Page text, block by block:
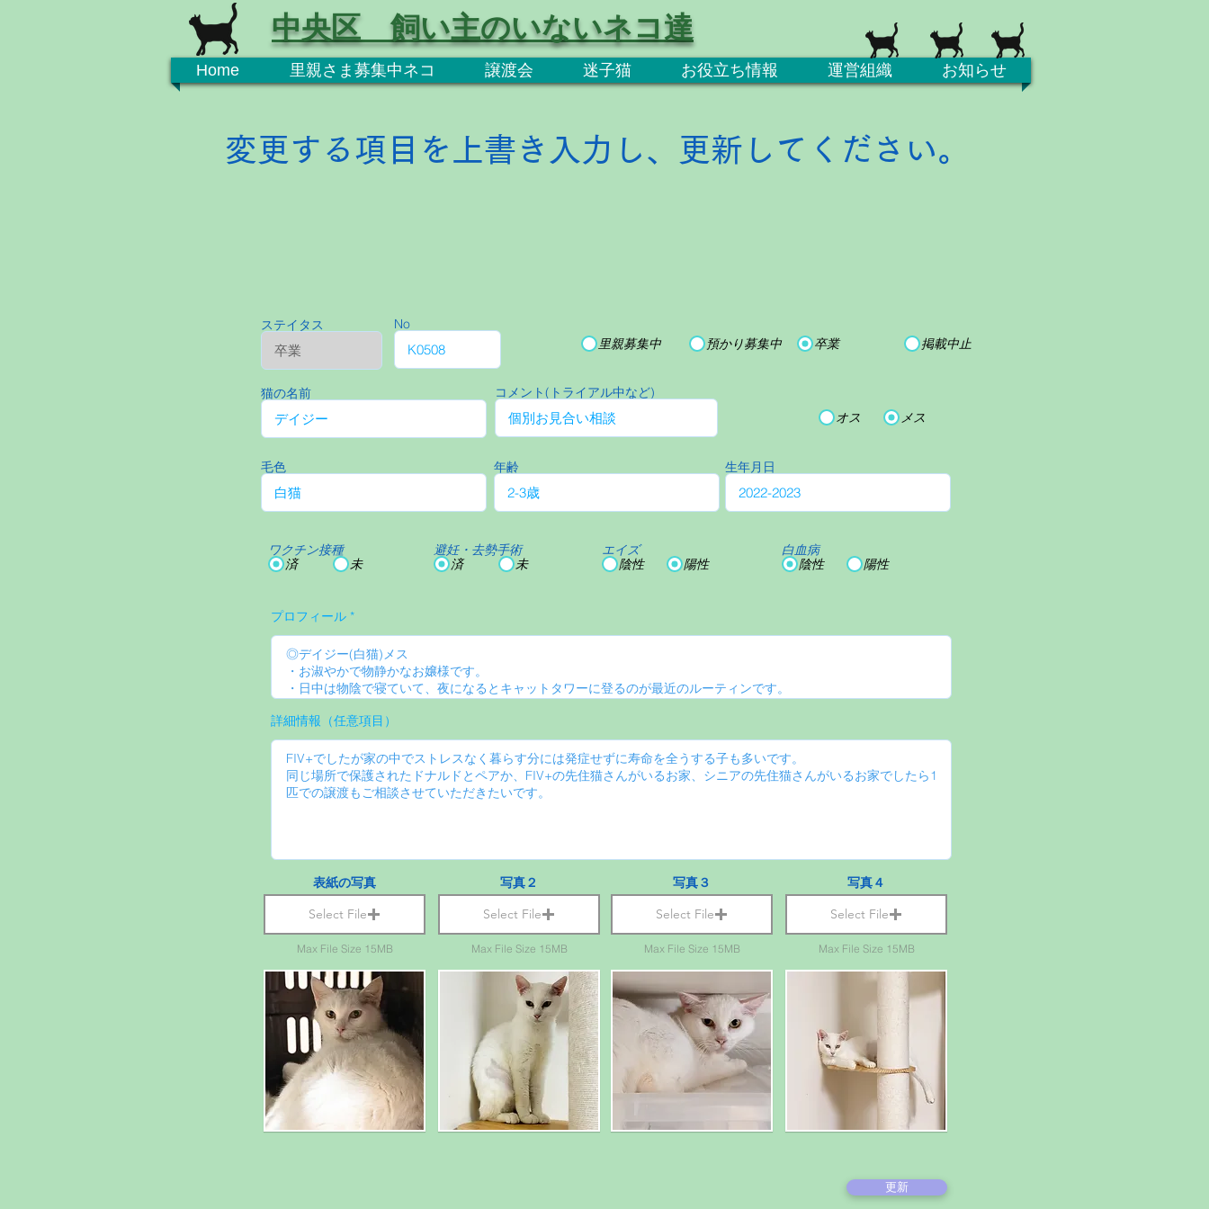
Home 里親さま募集中ネコ 譲渡会 迷子猫 お役立ち情報 運営組織 お知らせ
中央区 飼い主のいないネコ達
変更する項目を上書き入力し、更新してください。
ステイタス No
里親募集中 預かり募集中 卒業 掲載中止
猫の名前 コメント(トライアル中など)
オス メス
毛色 年齢 生年月日
ワクチン接種
済
未
避妊・去勢手術
済
未
エイズ
陰性
陽性
白血病
陰性
陽性
プロフィール
詳細情報（任意項目）
表紙の写真
Select File
Max File Size 15MB
写真２
Select File
Max File Size 15MB
写真３
Select File
Max File Size 15MB
写真４
Select File
Max File Size 15MB
更新